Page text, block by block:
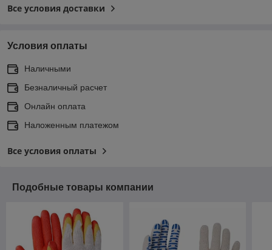
Все условия доставки
Условия оплаты
Наличными
Безналичный расчет
Онлайн оплата
Наложенным платежом
Все условия оплаты
Подобные товары компании